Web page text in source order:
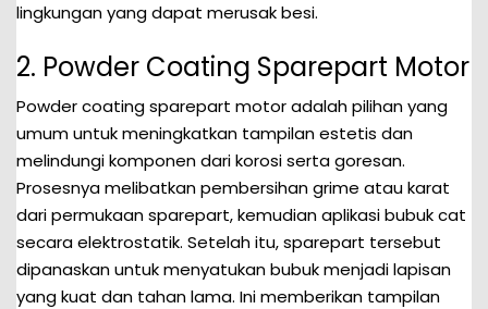
lingkungan yang dapat merusak besi.
2. Powder Coating Sparepart Motor
Powder coating sparepart motor adalah pilihan yang
umum untuk meningkatkan tampilan estetis dan
melindungi komponen dari korosi serta goresan.
Prosesnya melibatkan pembersihan grime atau karat
dari permukaan sparepart, kemudian aplikasi bubuk cat
secara elektrostatik. Setelah itu, sparepart tersebut
dipanaskan untuk menyatukan bubuk menjadi lapisan
yang kuat dan tahan lama. Ini memberikan tampilan